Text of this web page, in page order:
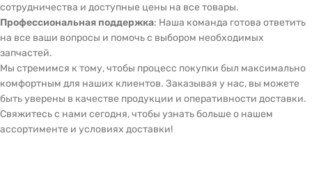
сотрудничества и доступные цены на все товары.
Профессиональная поддержка: Наша команда готова ответить
на все ваши вопросы и помочь с выбором необходимых
запчастей.
Мы стремимся к тому, чтобы процесс покупки был максимально
комфортным для наших клиентов. Заказывая у нас, вы можете
быть уверены в качестве продукции и оперативности доставки.
Свяжитесь с нами сегодня, чтобы узнать больше о нашем
ассортименте и условиях доставки!